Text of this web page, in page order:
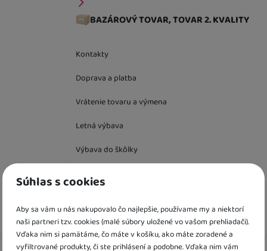
Súhlas s cookies
Aby sa vám u nás nakupovalo čo najlepšie, používame my a niektorí
naši partneri tzv. cookies (malé súbory uložené vo vašom prehliadači).
Vďaka nim si pamätáme, čo máte v košíku, ako máte zoradené a
vyfiltrované produkty, či ste prihlásení a podobne. Vďaka nim vám
BAZÁROVÝ TOVAR, TOVAR 2. KVALITY
Kontakty
Doprava a platba
Vrátenie tovaru a výmena
Letná výbava
Výbava do škôlky
Jazyková verzia
SK
Vyhľadávanie